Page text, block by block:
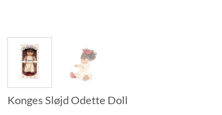
Konges Sløjd Odette Doll